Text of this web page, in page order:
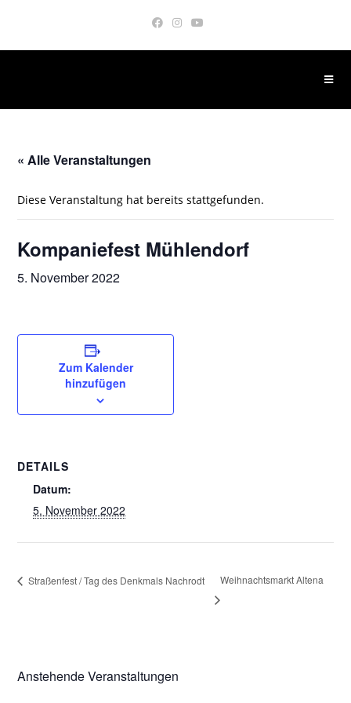
springen
« Alle Veranstaltungen
Diese Veranstaltung hat bereits stattgefunden.
Kompaniefest Mühlendorf
5. November 2022
Zum Kalender
hinzufügen
DETAILS
Datum:
5. November 2022
Straßenfest / Tag des Denkmals Nachrodt Weihnachtsmarkt Altena
Anstehende Veranstaltungen